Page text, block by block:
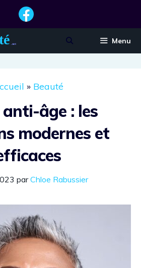
Menu
» Beauté
âge : les
modernes et
parChloe Rabussier